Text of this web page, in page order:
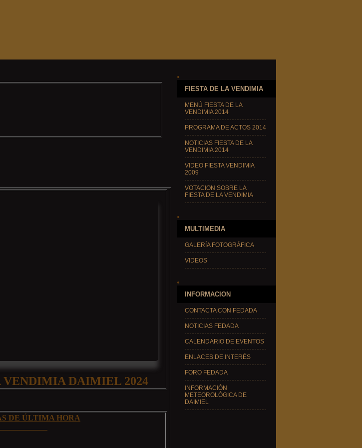
VENDIMIA DAIMIEL 2024
DE ÚLTIMA HORA
FIESTA DE LA VENDIMIA
MENÚ FIESTA DE LA
VENDIMIA 2014
PROGRAMA DE ACTOS 2014
NOTICIAS FIESTA DE LA
VENDIMIA 2014
VIDEO FIESTA VENDIMIA
2009
VOTACION SOBRE LA
FIESTA DE LA VENDIMIA
MULTIMEDIA
GALERÍA FOTOGRÁFICA
VIDEOS
INFORMACION
CONTACTA CON FEDADA
NOTICIAS FEDADA
CALENDARIO DE EVENTOS
ENLACES DE INTERÉS
FORO FEDADA
INFORMACIÓN
METEOROLÓGICA DE
DAIMIEL